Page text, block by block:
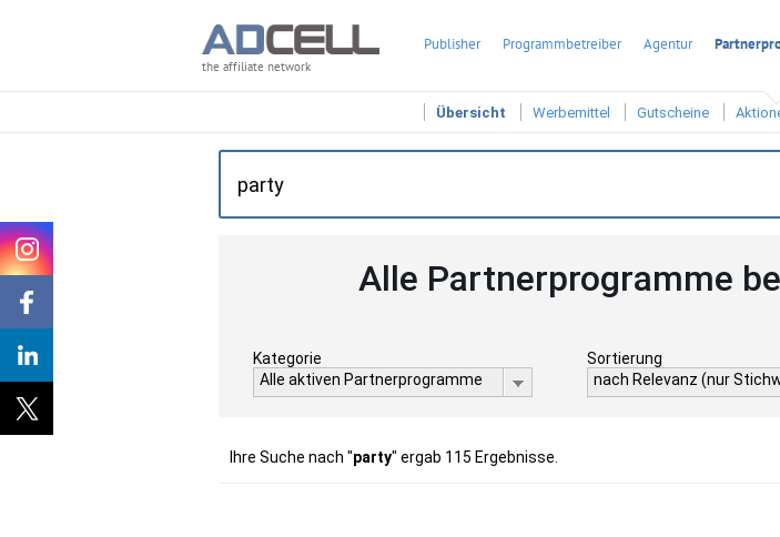
the affiliate network
Publisher Programmbetreiber Agentur
Übersicht Werbemittel Gutscheine
Alle Partnerprogramme
Kategorie
Alle aktiven Partnerprogramme
Sortierung
nach Relevanz (nur
Ihre Suche nach "party" ergab 115 Ergebnisse.